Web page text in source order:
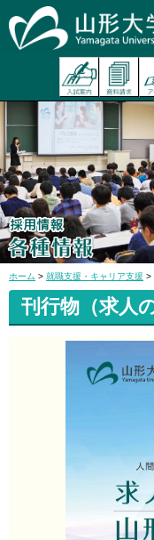
ホーム > 就職支援・キャリア支援 >
刊行物（求人